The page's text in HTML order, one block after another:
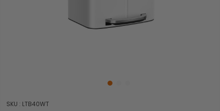
SKU : LTB40WT